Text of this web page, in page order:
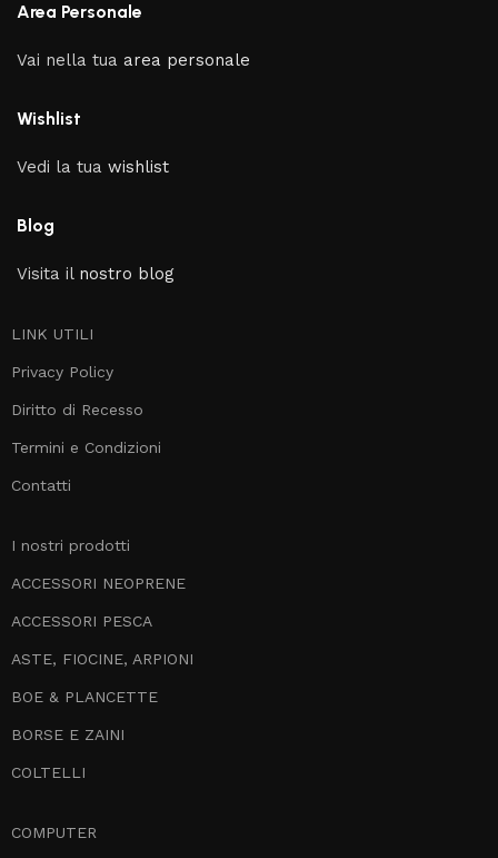
Area Personale
Vai nella tua area personale
Wishlist
Vedi la tuawishlist
Blog
Visita il nostro blog
LINK UTILI
Privacy Policy
Diritto di Recesso
Termini e Condizioni
Contatti
I nostri prodotti
ACCESSORI NEOPRENE
ACCESSORI PESCA
ASTE, FIOCINE, ARPIONI
BOE & PLANCETTE
BORSE E ZAINI
COLTELLI
COMPUTER